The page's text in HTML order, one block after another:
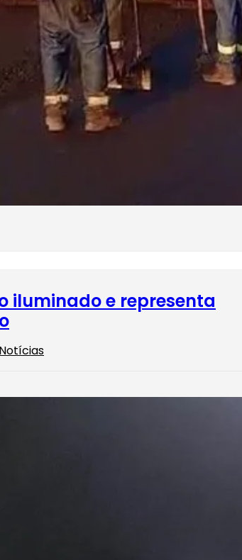
iluminado e representa
Notícias